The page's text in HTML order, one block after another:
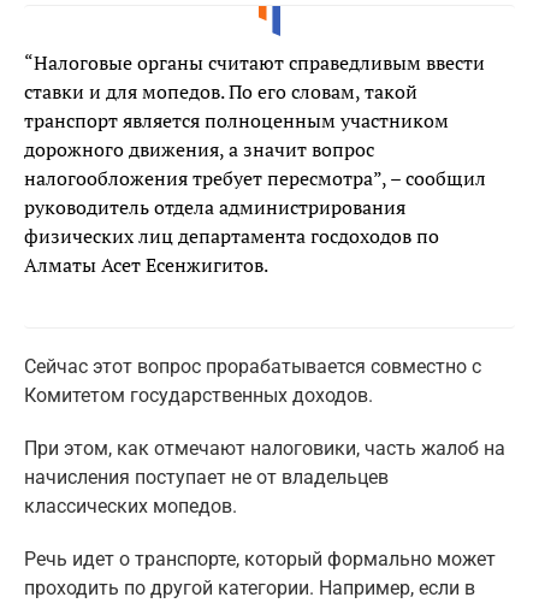
“Налоговые органы считают справедливым ввести
ставки и для мопедов. По его словам, такой
транспорт является полноценным участником
дорожного движения, а значит вопрос
налогообложения требует пересмотра”, – сообщил
руководитель отдела администрирования
физических лиц департамента госдоходов по
Алматы Асет Есенжигитов.
Сейчас этот вопрос прорабатывается совместно с
Комитетом государственных доходов.
При этом, как отмечают налоговики, часть жалоб на
начисления поступает не от владельцев
классических мопедов.
Речь идет о транспорте, который формально может
проходить по другой категории. Например, если в